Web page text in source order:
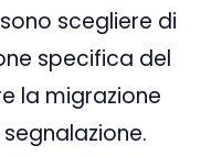
scegliere di
specifica del
la migrazione